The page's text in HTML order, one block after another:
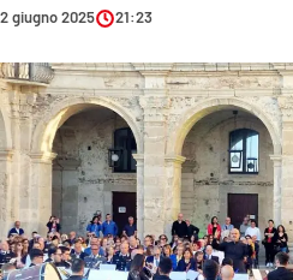
SOCIETÀ
CULTURA
ECONOMIA E LAVORO
EVENTI
SPORT
2 giugno 2025 21:23